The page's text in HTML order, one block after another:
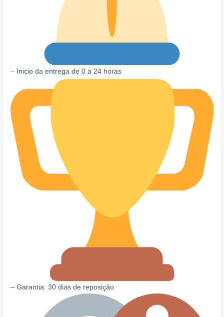
– Inicio da entrega de 0 a 24 horas
– Garantia: 30 dias de reposição